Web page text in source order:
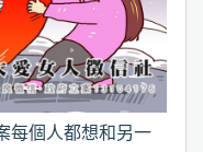
每個人都想和另一